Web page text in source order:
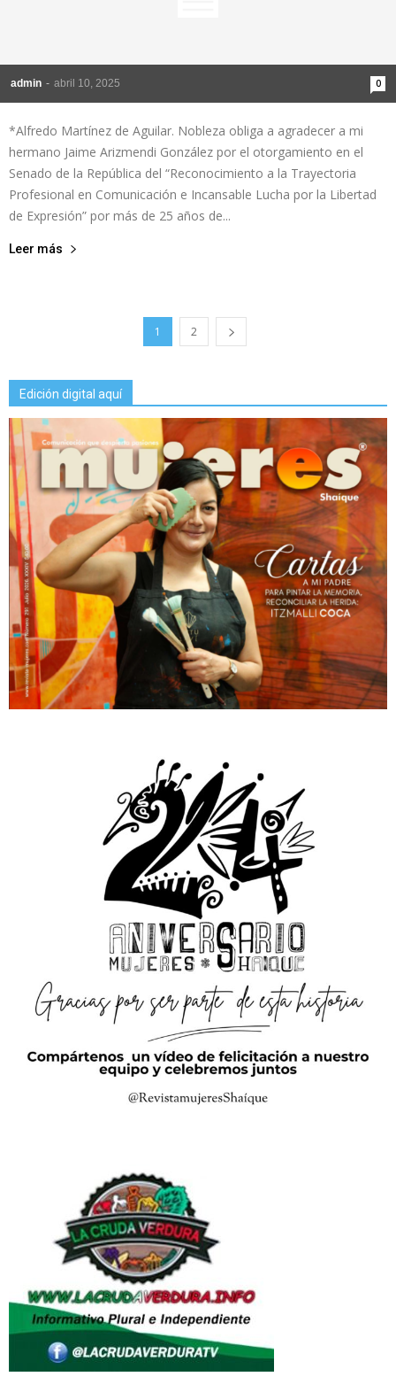
admin - abril 10, 2025 0
*Alfredo Martínez de Aguilar. Nobleza obliga a agradecer a mi
hermano Jaime Arizmendi González por el otorgamiento en el
Senado de la República del “Reconocimiento a la Trayectoria
Profesional en Comunicación e Incansable Lucha por la Libertad
de Expresión” por más de 25 años de...
Leer más
1 2
Edición digital aquí